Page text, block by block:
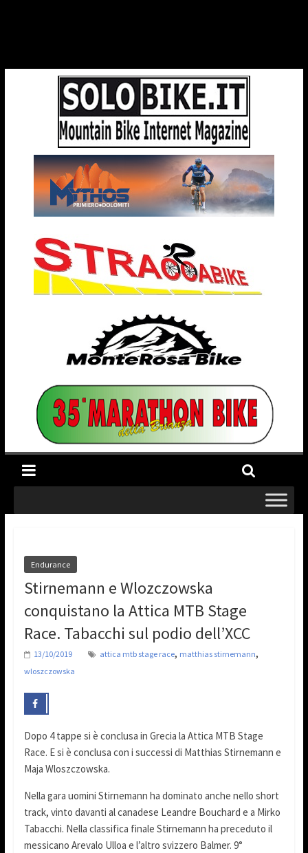
Endurance
Stirnemann e Wlozczowska
conquistano la Attica MTB Stage
Race. Tabacchi sul podio dell’XCC
13/10/2019 attica mtb stage race, matthias stirnemann,
wloszczowska
Dopo 4 tappe si è conclusa in Grecia la Attica MTB Stage
Race. E si è conclusa con i successi di Matthias Stirnemann e
Maja Wloszczowska.
Nella gara uomini Stirnemann ha dominato anche nello short
track, vinto davanti al canadese Leandre Bouchard e a Mirko
Tabacchi. Nella classifica finale Stirnemann ha preceduto il
messicano Arevalo Ulloa e l’altro svizzero Balmer. 9°